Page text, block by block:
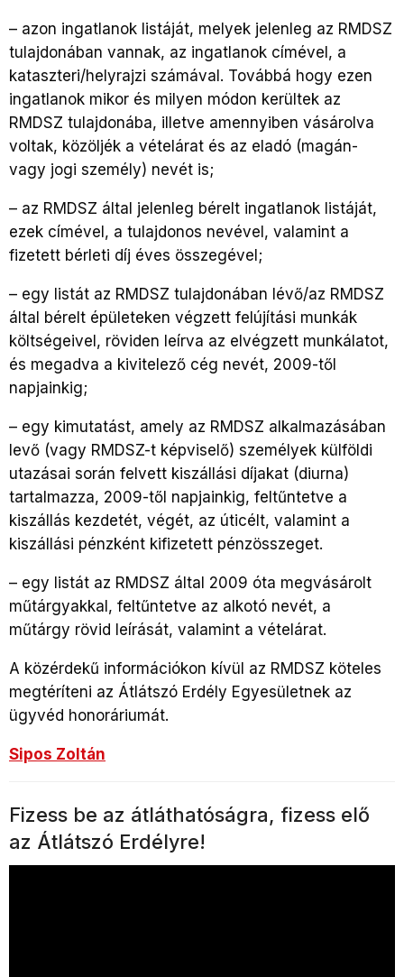
– azon ingatlanok listáját, melyek jelenleg az RMDSZ
tulajdonában vannak, az ingatlanok címével, a
kataszteri/helyrajzi számával. Továbbá hogy ezen
ingatlanok mikor és milyen módon kerültek az
RMDSZ tulajdonába, illetve amennyiben vásárolva
voltak, közöljék a vételárat és az eladó (magán-
vagy jogi személy) nevét is;
– az RMDSZ által jelenleg bérelt ingatlanok listáját,
ezek címével, a tulajdonos nevével, valamint a
fizetett bérleti díj éves összegével;
– egy listát az RMDSZ tulajdonában lévő/az RMDSZ
által bérelt épületeken végzett felújítási munkák
költségeivel, röviden leírva az elvégzett munkálatot,
és megadva a kivitelező cég nevét, 2009-től
napjainkig;
– egy kimutatást, amely az RMDSZ alkalmazásában
levő (vagy RMDSZ-t képviselő) személyek külföldi
utazásai során felvett kiszállási díjakat (diurna)
tartalmazza, 2009-től napjainkig, feltűntetve a
kiszállás kezdetét, végét, az úticélt, valamint a
kiszállási pénzként kifizetett pénzösszeget.
– egy listát az RMDSZ által 2009 óta megvásárolt
műtárgyakkal, feltűntetve az alkotó nevét, a
műtárgy rövid leírását, valamint a vételárat.
A közérdekű információkon kívül az RMDSZ köteles
megtéríteni az Átlátszó Erdély Egyesületnek az
ügyvéd honoráriumát.
Sipos Zoltán
Fizess be az átláthatóságra, fizess elő
az Átlátszó Erdélyre!